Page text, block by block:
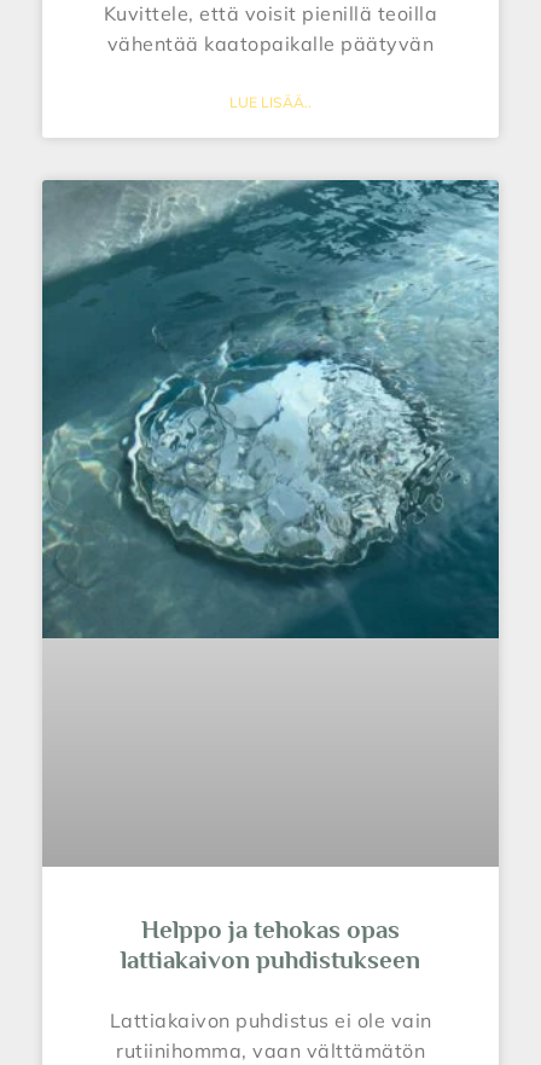
Kuvittele, että voisit pienillä teoilla
vähentää kaatopaikalle päätyvän
LUE LISÄÄ..
Helppo ja tehokas opas
lattiakaivon puhdistukseen
Lattiakaivon puhdistus ei ole vain
rutiinihomma, vaan välttämätön